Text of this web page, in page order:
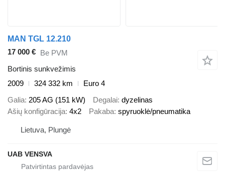
MAN TGL 12.210
17 000 € Be PVM
Bortinis sunkvežimis
2009
324 332 km
Euro 4
Galia 205 AG (151 kW) Degalai dyzelinas
Ašių konfigūracija 4x2 Pakaba spyruoklė/pneumatika
Lietuva, Plungė
UAB VENSVA